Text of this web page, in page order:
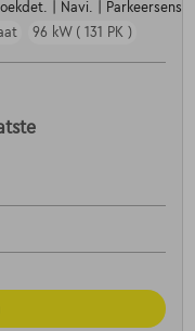
| Navi. | Parkeersens.
96 kW ( 131 PK )